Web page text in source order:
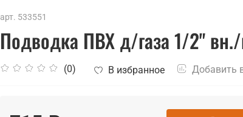
арт. 533551
Подводка ПВХ д/газа 1/2"
(0) В избранное Добавить